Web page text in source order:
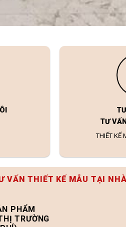
TƯ
THIẾT KẾ
VẤN THIẾT KẾ MẪU TẠI
PHẨM
TRƯỜNG